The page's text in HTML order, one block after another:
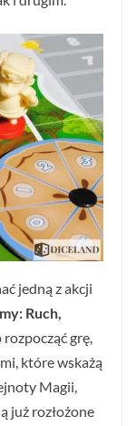
jedną z akcji
Ruch,
grę,
które wskażą
Magii,
już rozłożone